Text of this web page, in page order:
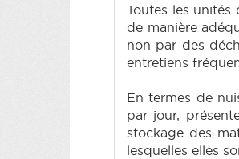
Toutes les unités
de manière
non par des
entretiens
En termes de
par jour,
stockage des
lesquelles elles